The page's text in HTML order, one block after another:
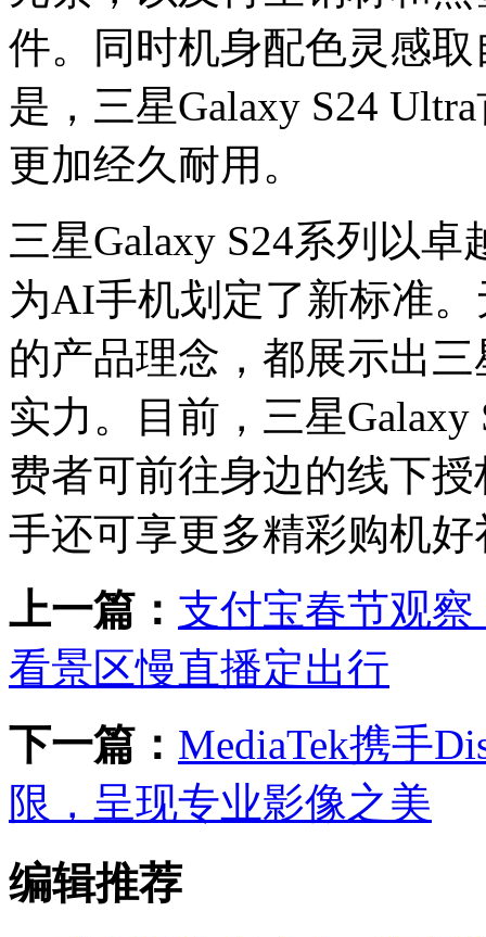
件。同时机身配色灵感
是，三星Galaxy S24
更加经久耐用。
三星Galaxy S24系列以
为AI手机划定了新标准
的产品理念，都展示出
实力。目前，三星
费者可前往身边的线下
手还可享更多精彩购机好
上一篇： 支付宝春节观
看景区慢直播定出行
下一篇： MediaTek携手
限，呈现专业影像之美
编辑推荐